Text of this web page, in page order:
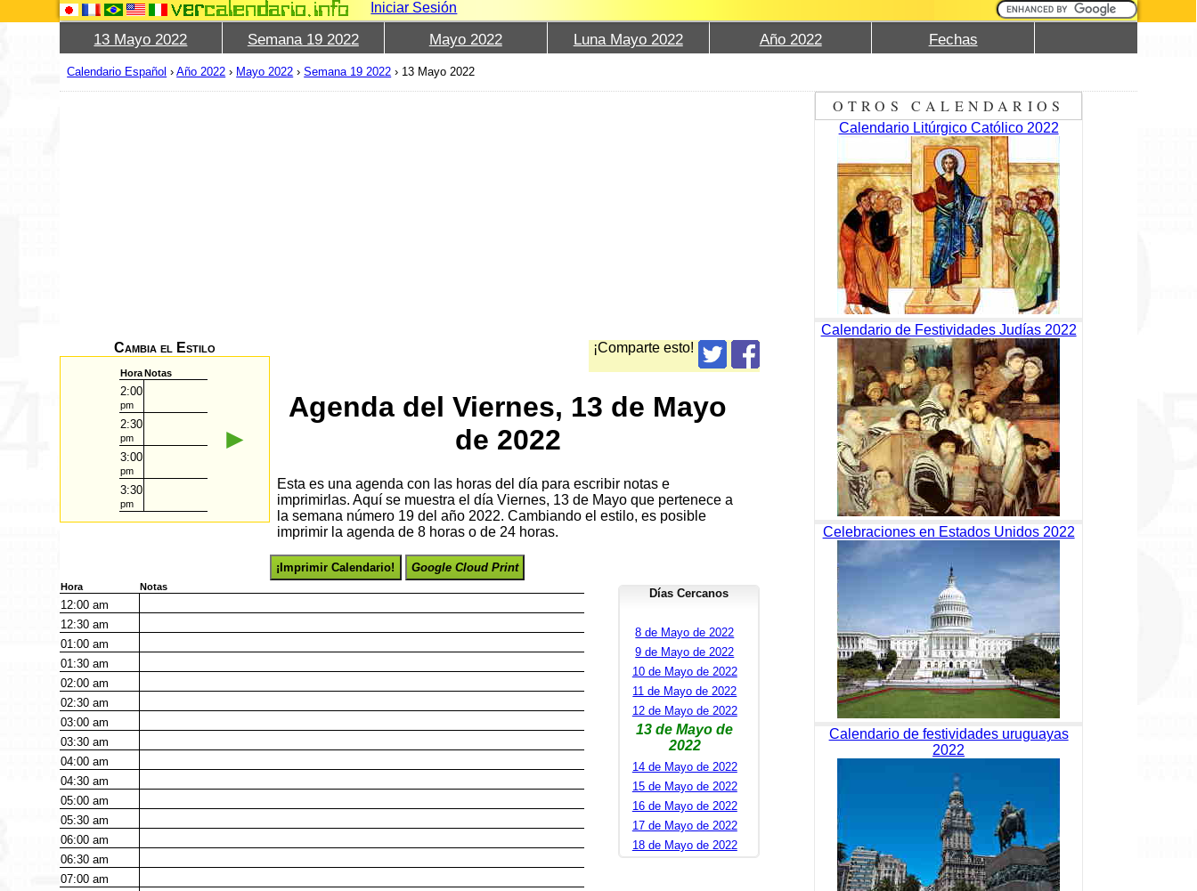
Iniciar Sesión
13 Mayo 2022 Semana 19 2022 Mayo 2022 Luna Mayo 2022 Año 2022 Fechas
Calendario Español ›Año 2022 › Mayo 2022 ›Semana 19 2022 › 13 Mayo 2022
¡Comparte esto!
Cambia el Estilo
HoraNotas
2:00
pm
2:30
pm
3:00
pm
3:30
pm
►
Agenda del Viernes, 13 de Mayo
de 2022
Esta es una agenda con las horas del día para escribir notas e
imprimirlas. Aquí se muestra el día Viernes, 13 de Mayo que pertenece a
la semana número 19 del año 2022. Cambiando el estilo, es posible
imprimir la agenda de 8 horas o de 24 horas.
¡Imprimir Calendario! Google Cloud Print
Hora Notas
12:00am
12:30am
01:00am
01:30am
02:00am
02:30am
03:00am
03:30am
04:00am
04:30am
05:00am
05:30am
06:00am
06:30am
07:00am
Días Cercanos
8 de Mayo de 2022
9 de Mayo de 2022
10 de Mayo de 2022
11 de Mayo de 2022
12 de Mayo de 2022
13 de Mayo de
2022
14 de Mayo de 2022
15 de Mayo de 2022
16 de Mayo de 2022
17 de Mayo de 2022
18 de Mayo de 2022
OTROS CALENDARIOS
Calendario Litúrgico Católico 2022
Calendario de Festividades Judías 2022
Celebraciones en Estados Unidos 2022
Calendario de festividades uruguayas
2022